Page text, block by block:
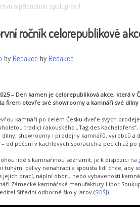
a případnou spolupráci!
ročník celorepublikové
byRedakce byRedakce
2025 – Den kamen je celorepubliková akce,
firem otevře své showroomy a kamnáři své
kamnáři po celém Česku dveře svých
tradicí rakouského „Tag des
showroomy i prodejny kamnářů, výrobců a
od pečení v kachlových sporácích a pecích až
lidé s kamnařinou seznámit, je k dispozici na
tuhými palivy nenahradí a spousta lidí chce, aby
jejich prací, náplní oboru nebo vybaveností
Zámecké kamnářské manufaktury Libor
Střední odborné školy Jarov (SOŠJ).